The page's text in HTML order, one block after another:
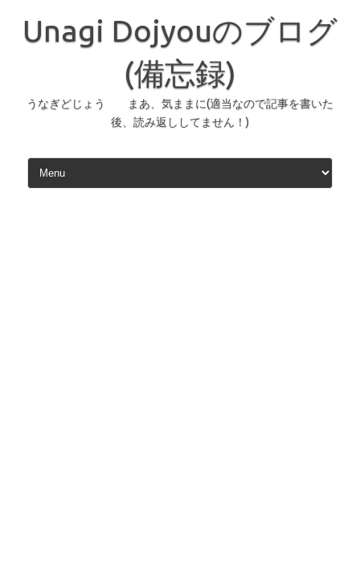
ン
プ
Unagi Dojyouのブログ
(備忘録)
うなぎどじょう まあ、気ままに(適当なので記事を書いた
後、読み返ししてません！)